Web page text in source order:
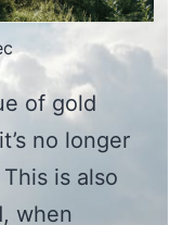
of gold
no longer
is also
when